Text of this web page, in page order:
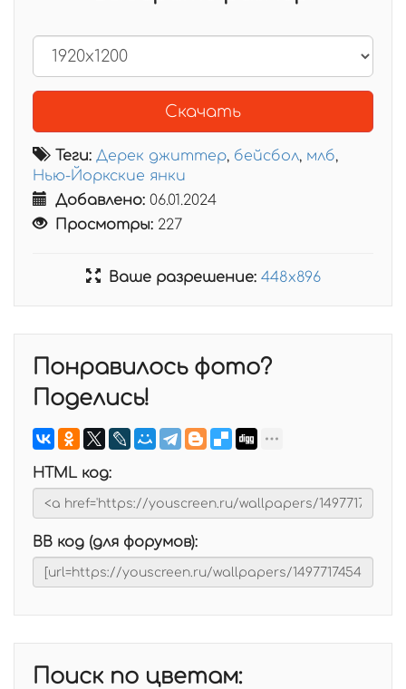
Скачать
Теги: Дерек джиттер, бейсбол, млб,
Нью-Йоркские янки
Добавлено: 06.01.2024
Просмотры: 227
Ваше разрешение: 448x896
Понравилось фото?
Поделись!
HTML код:
BB код (для форумов):
Поиск по цветам: